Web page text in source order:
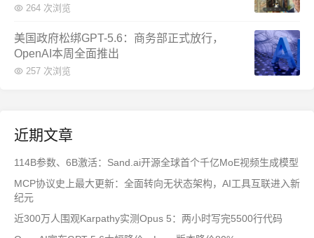
264 次浏览
美国政府松绑GPT-5.6：商务部正式放行，
OpenAI本周全面推出
257 次浏览
近期文章
114B参数、6B激活：Sand.ai开源全球首个千亿MoE视频生成模型
MCP协议史上最大更新：全面转向无状态架构，AI工具互联进入新
纪元
近300万人围观Karpathy实测Opus 5：两小时写完5500行代码